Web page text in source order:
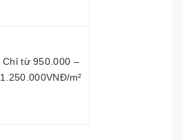
Chỉ từ 950.000 –
1.250.000VNĐ/m²